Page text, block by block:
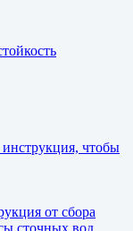
чтобы
от сбора
сточных вод